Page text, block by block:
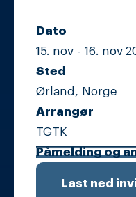
Dato
15. nov - 16. nov
Sted
Ørland, Norge
Arrangør
TGTK
Påmelding og
Last ned